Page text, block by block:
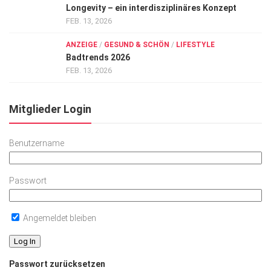
Longevity – ein interdisziplinäres Konzept
FEB. 13, 2026
ANZEIGE / GESUND & SCHÖN / LIFESTYLE
Badtrends 2026
FEB. 13, 2026
Mitglieder Login
Benutzername
Passwort
Angemeldet bleiben
Passwort zurücksetzen